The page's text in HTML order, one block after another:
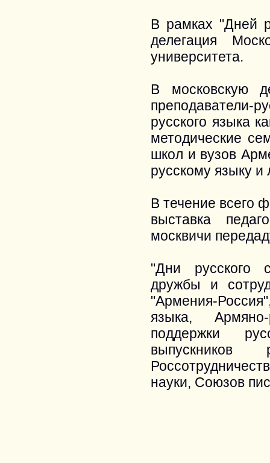
В рамках "Дней
делегация
университета.
В московскую
преподаватели-
русского языка
методические
школ и вузов
русскому языку и
В течение всего
выставка
москвичи
"Дни русского
дружбы и
"Армения-
языка,
поддержки
науки, Союзов